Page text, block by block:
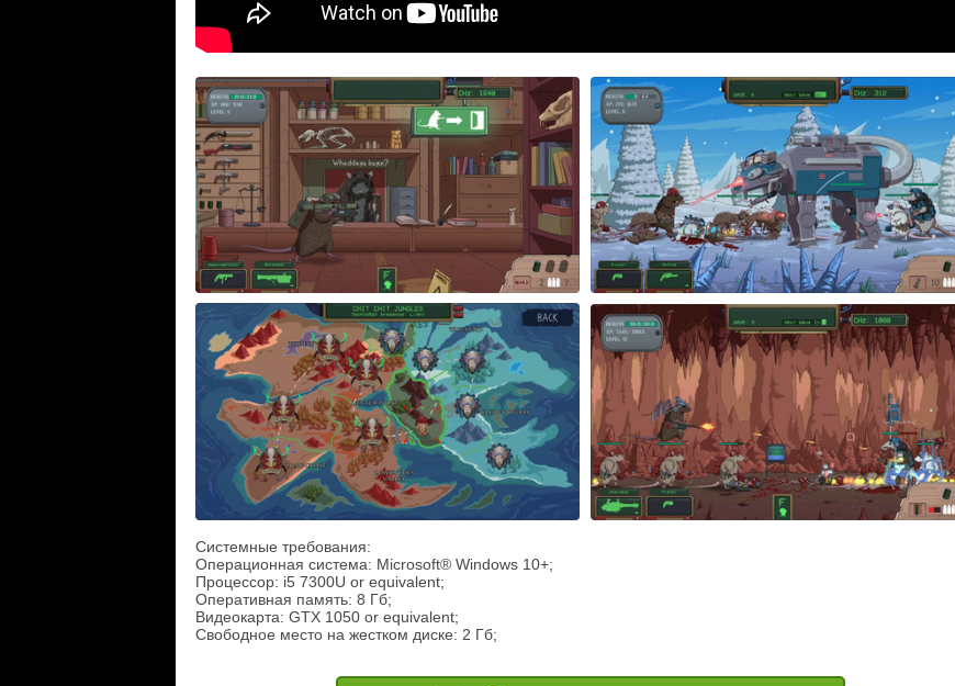
Системные требования:
Операционная система: Microsoft® Windows 10+;
Процессор: i5 7300U or equivalent;
Оперативная память: 8 Гб;
Видеокарта: GTX 1050 or equivalent;
Свободное место на жестком диске: 2 Гб;